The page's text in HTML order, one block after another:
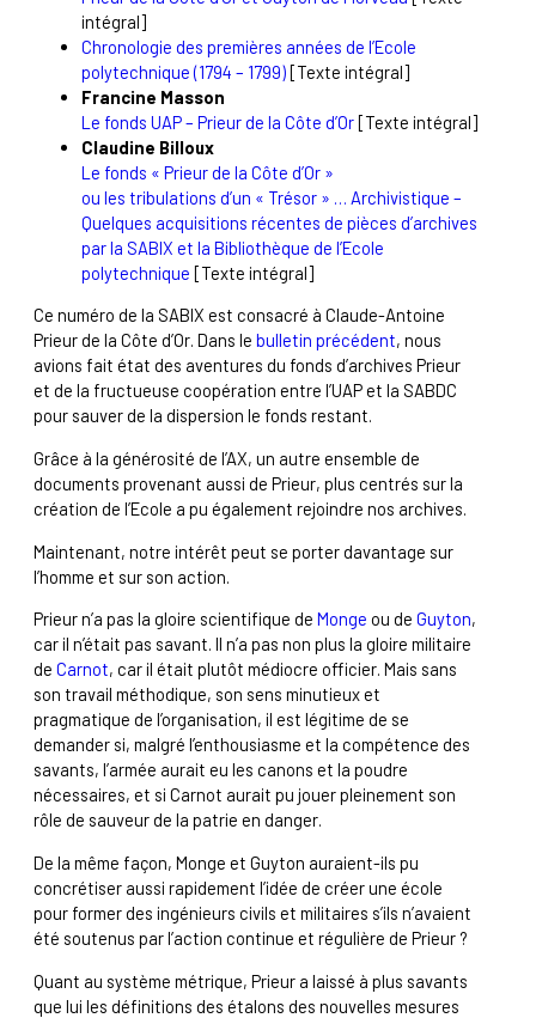
intégral]
Chronologie des premières années de l’Ecole
polytechnique (1794 – 1799)[Texte intégral]
Francine Masson
Le fonds UAP – Prieur de la Côte d’Or[Texte intégral]
Claudine Billoux
Le fonds « Prieur de la Côte d’Or »
ou les tribulations d’un « Trésor » … Archivistique –
Quelques acquisitions récentes de pièces d’archives
par la SABIX et la Bibliothèque de l’Ecole
polytechnique [Texte intégral]
Ce numéro de la SABIX est consacré à Claude-Antoine
Prieur de la Côte d’Or. Dans le bulletin précédent, nous
avions fait état des aventures du fonds d’archives Prieur
et de la fructueuse coopération entre l’UAP et la SABDC
pour sauver de la dispersion le fonds restant.
Grâce à la générosité de l’AX, un autre ensemble de
documents provenant aussi de Prieur, plus centrés sur la
création de l’Ecole a pu également rejoindre nos archives.
Maintenant, notre intérêt peut se porter davantage sur
l’homme et sur son action.
Prieur n’a pas la gloire scientifique de Monge ou de Guyton,
car il n’était pas savant. Il n’a pas non plus la gloire militaire
de Carnot, car il était plutôt médiocre officier. Mais sans
son travail méthodique, son sens minutieux et
pragmatique de l’organisation, il est légitime de se
demander si, malgré l’enthousiasme et la compétence des
savants, l’armée aurait eu les canons et la poudre
nécessaires, et si Carnot aurait pu jouer pleinement son
rôle de sauveur de la patrie en danger.
De la même façon, Monge et Guyton auraient-ils pu
concrétiser aussi rapidement l’idée de créer une école
pour former des ingénieurs civils et militaires s’ils n’avaient
été soutenus par l’action continue et régulière de Prieur ?
Quant au système métrique, Prieur a laissé à plus savants
que lui les définitions des étalons des nouvelles mesures